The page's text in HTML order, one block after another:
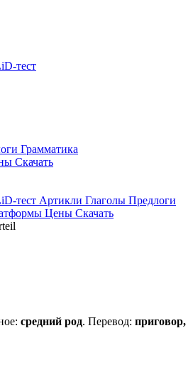
тест
Грамматика
Скачать
тест Артикли Глаголы Предлоги
Цены Скачать
средний род. Перевод: приговор,